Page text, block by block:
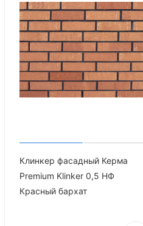
Клинкер фасадный Керма
Premium Klinker 0,5 НФ
Красный бархат